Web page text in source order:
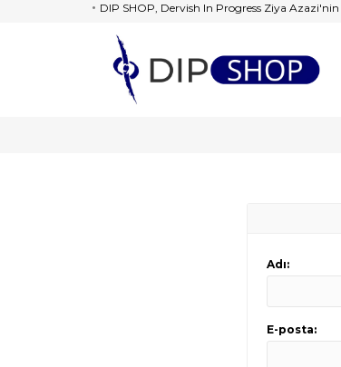
DIP SHOP, Dervish In Progress Ziya Azazi'nin
Adı:
E-posta: